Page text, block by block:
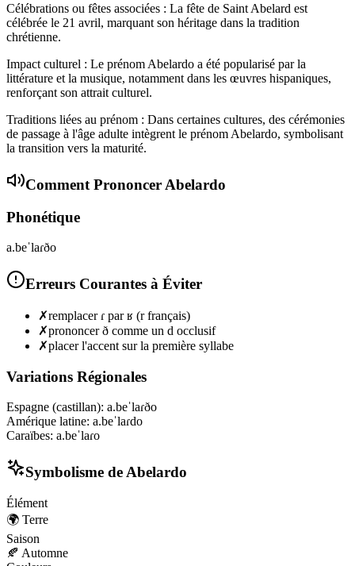
Célébrations ou fêtes associées : La fête de Saint Abelard est
célébrée le 21 avril, marquant son héritage dans la tradition
chrétienne.
Impact culturel : Le prénom Abelardo a été popularisé par la
littérature et la musique, notamment dans les œuvres hispaniques,
renforçant son attrait culturel.
Traditions liées au prénom : Dans certaines cultures, des cérémonies
de passage à l'âge adulte intègrent le prénom Abelardo, symbolisant
la transition vers la maturité.
Comment Prononcer Abelardo
Phonétique
a.beˈlaɾðo
Erreurs Courantes à Éviter
✗remplacer ɾ par ʁ (r français)
✗prononcer ð comme un d occlusif
✗placer l'accent sur la première syllabe
Variations Régionales
Espagne (castillan): a.beˈlaɾðo
Amérique latine: a.beˈlaɾdo
Caraïbes: a.beˈlaɾo
Symbolisme de Abelardo
Élément
🌍 Terre
Saison
🍂 Automne